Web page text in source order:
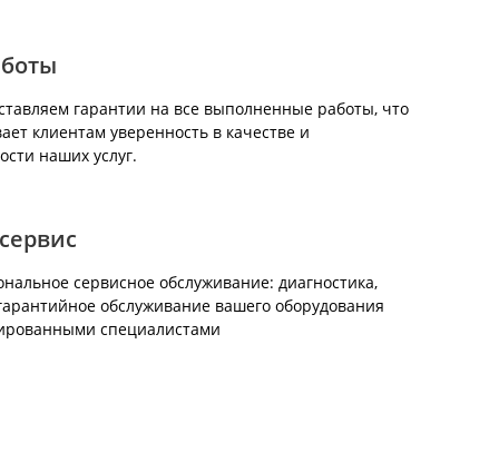
гарантии на все выполненные работы, что
клиентам уверенность в качестве и
наших услуг.
сервисное обслуживание: диагностика,
обслуживание вашего оборудования
специалистами